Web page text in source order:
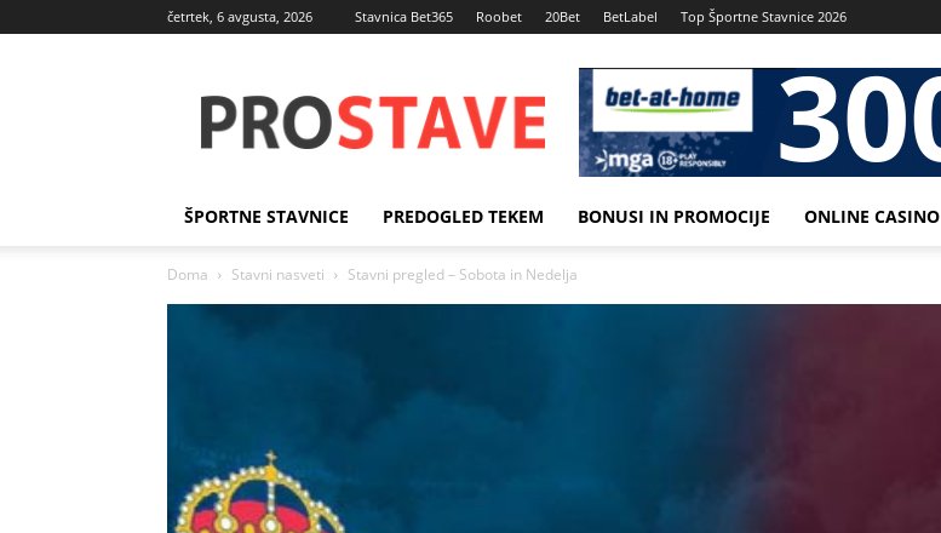
četrtek, 6 avgusta, 2026 Stavnica Bet365 Roobet 20Bet BetLabel Top Športne Stavnice 2026
stave
ŠPORTNE STAVNICE PREDOGLED TEKEM BONUSI IN PROMOCIJE ONLINE CASINO
Doma Stavni nasveti Stavni pregled – Sobota in Nedelja